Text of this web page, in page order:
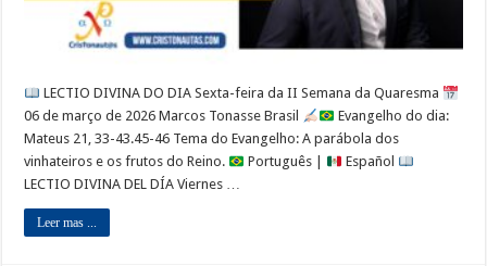
LECTIO DIVINA DO DIA Sexta-feira da II Semana da Quaresma
06 de março de 2026 Marcos Tonasse Brasil
Evangelho do dia:
Mateus 21, 33-43.45-46 Tema do Evangelho: A parábola dos
vinhateiros e os frutos do Reino.
Português |
Español
LECTIO DIVINA DEL DÍA Viernes …
Leer mas ...